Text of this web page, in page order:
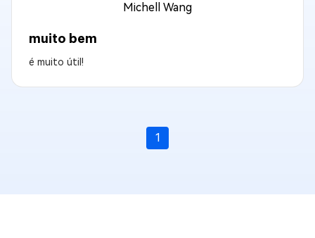
Michell Wang
muito bem
é muito útil!
1